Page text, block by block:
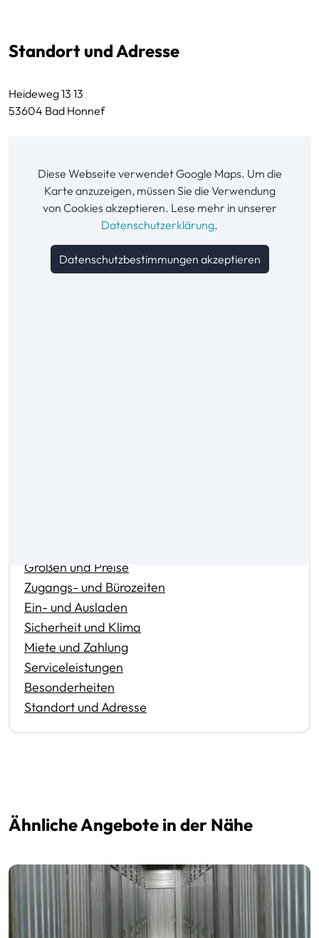
Standort und Adresse
Heideweg 13 13
53604 Bad Honnef
Diese Webseite verwendet Google Maps. Um die
Karte anzuzeigen, müssen Sie die Verwendung
von Cookies akzeptieren. Lese mehr in unserer
Datenschutzerklärung.
Datenschutzbestimmungen akzeptieren
Größen und Preise
Zugangs- und Bürozeiten
Ein- und Ausladen
Sicherheit und Klima
Miete und Zahlung
Serviceleistungen
Besonderheiten
Standort und Adresse
Ähnliche Angebote in der Nähe